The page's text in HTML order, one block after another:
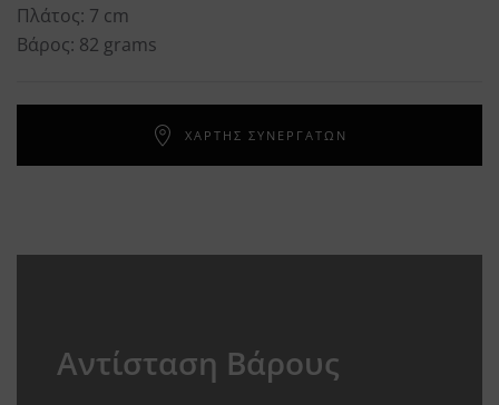
Πλάτος: 7 cm
Βάρος: 82 grams
ΧΑΡΤΗΣ ΣΥΝΕΡΓΑΤΩΝ
Αντίσταση Βάρους